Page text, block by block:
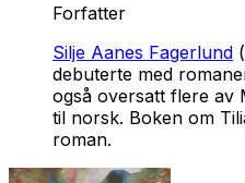
Forfatter
Silje Aanes Fagerlund
debuterte med
også oversatt flere av
til norsk. Boken om
roman.